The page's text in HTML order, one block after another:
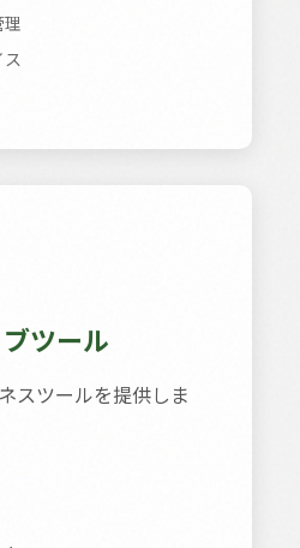
ツール
スツールを提供しま